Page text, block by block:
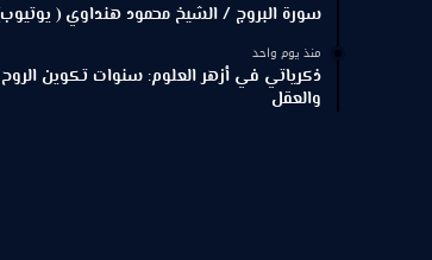
سورة البروج / الشيخ محمود هنداوي (
منذ يوم واحد
ذكرياتي في أزهر العلوم: سنوات تكوين الروح
والعقل